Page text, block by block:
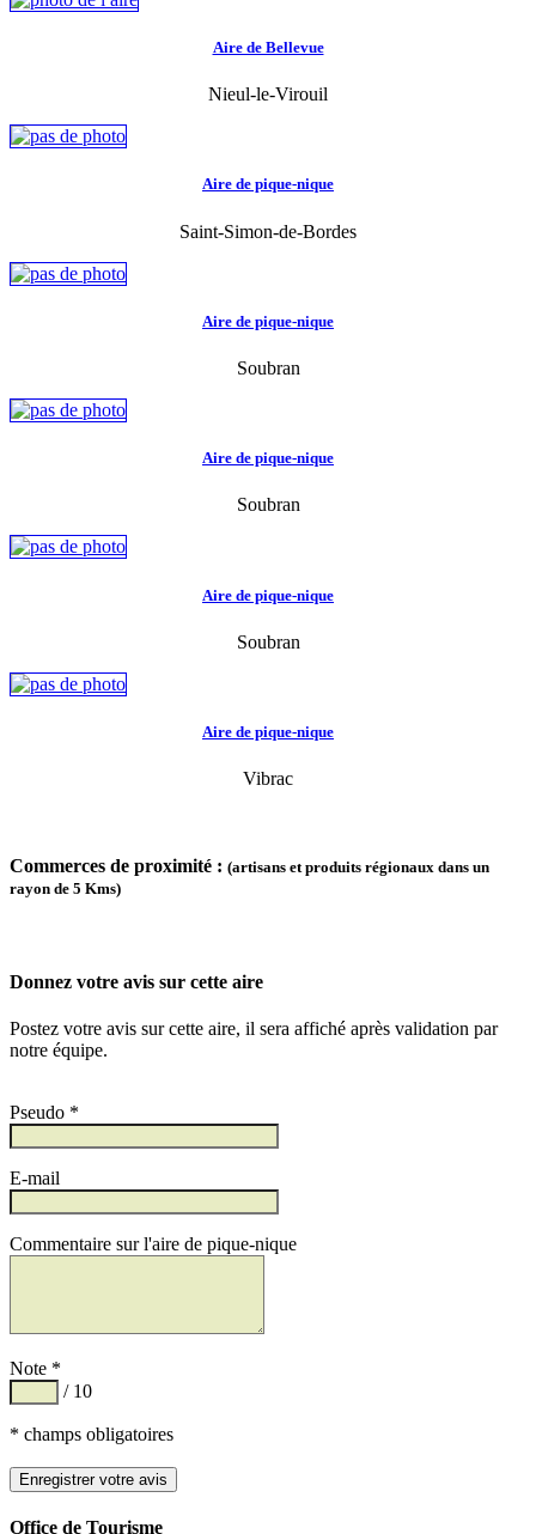
Aire de Bellevue
Nieul-le-Virouil
Aire de pique-nique
Saint-Simon-de-Bordes
Aire de pique-nique
Soubran
Aire de pique-nique
Soubran
Aire de pique-nique
Soubran
Aire de pique-nique
Vibrac
Commerces de proximité : (artisans et produits régionaux dans un
rayon de 5 Kms)
Donnez votre avis sur cette aire
Postez votre avis sur cette aire, il sera affiché après validation par
notre équipe.
Pseudo *
E-mail
Commentaire sur l'aire de pique-nique
Note *
/ 10
* champs obligatoires
Office de Tourisme